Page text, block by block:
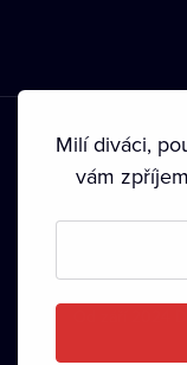
Podmínky
Milí diváci,
vám